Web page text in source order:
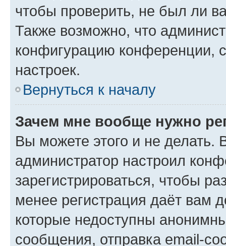
чтобы проверить, не был ли
Также возможно, что
конфигурацию конференции,
настроек.
Вернуться к началу
Зачем мне вообще нужно
Вы можете этого и не делать.
администратор настроил
зарегистрироваться, чтобы
менее регистрация даёт вам
которые недоступны
сообщения, отправка email-